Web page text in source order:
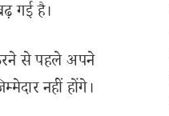
गई है।
से पहले अपने
नहीं होंगे।